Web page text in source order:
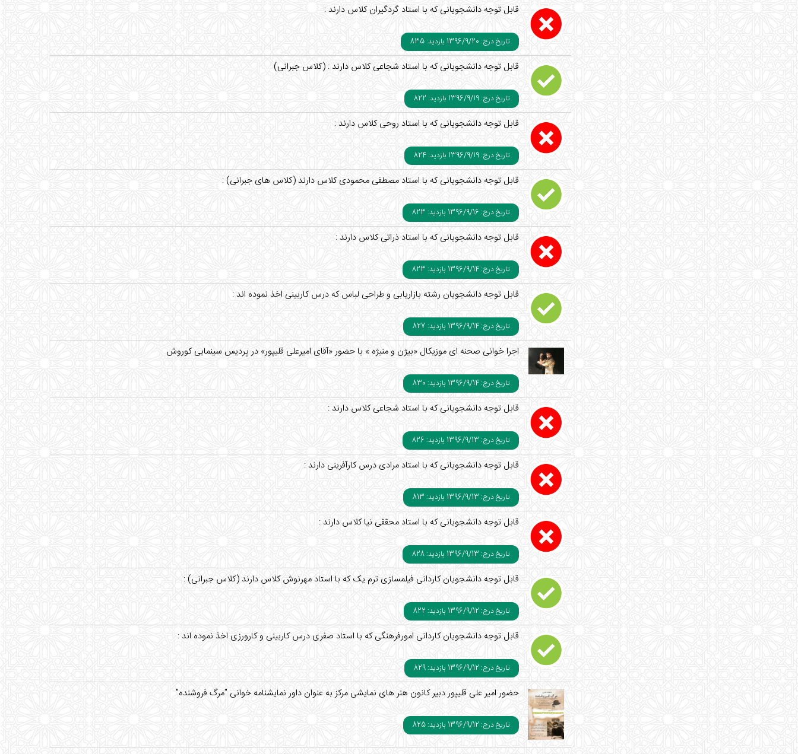
قابل توجه دانشجویانی که با استاد گردگیران کلاس دارند :
تاریخ درج: 1396/9/20 بازدید: 835
قابل توجه دانشجویانی که با استاد شجاعی کلاس دارند : (کلاس جبرانی)
تاریخ درج: 1396/9/19 بازدید: 822
قابل توجه دانشجویانی که با استاد روحی کلاس دارند :
تاریخ درج: 1396/9/19 بازدید: 824
قابل توجه دانشجویانی که با استاد مصطفی محمودی کلاس دارند (کلاس های جبرانی) :
تاریخ درج: 1396/9/16 بازدید: 823
قابل توجه دانشجویانی که با استاد ذراتی کلاس دارند :
تاریخ درج: 1396/9/14 بازدید: 823
قابل توجه دانشجویان رشته بازاریابی و طراحی لباس که درس کاربینی اخذ نموده اند :
تاریخ درج: 1396/9/14 بازدید: 827
اجرا خوانی صحنه ای موزیکال «بیژن و منیژه » با حضور «آقای امیرعلی قلیپور» در پردیس سینمایی کوروش
تاریخ درج: 1396/9/14 بازدید: 830
قابل توجه دانشجویانی که با استاد شجاعی کلاس دارند :
تاریخ درج: 1396/9/13 بازدید: 826
قابل توجه دانشجویانی که با استاد مرادی درس کارآفرینی دارند :
تاریخ درج: 1396/9/13 بازدید: 813
قابل توجه دانشجویانی که با استاد محققی نیا کلاس دارند :
تاریخ درج: 1396/9/13 بازدید: 828
قابل توجه دانشجویان کاردانی فیلمسازی ترم یک که با استاد مهرنوش کلاس دارند (کلاس جبرانی) :
تاریخ درج: 1396/9/12 بازدید: 822
قابل توجه دانشجویان کاردانی امورفرهنگی که با استاد صفری درس کاربینی و کارورزی اخذ نموده اند :
تاریخ درج: 1396/9/12 بازدید: 829
حضور امیر علی قلیپور دبیر کانون هنر های نمایشی مرکز به عنوان داور نمایشنامه خوانی "مرگ فروشنده"
تاریخ درج: 1396/9/12 بازدید: 825